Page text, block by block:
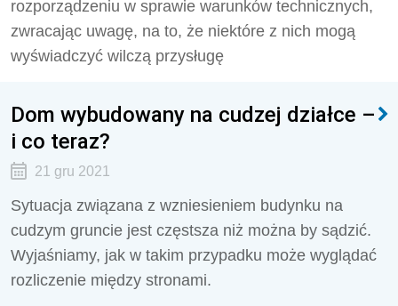
rozporządzeniu w sprawie warunków technicznych,
zwracając uwagę, na to, że niektóre z nich mogą
wyświadczyć wilczą przysługę
Dom wybudowany na cudzej działce –
i co teraz?
21 gru 2021
Sytuacja związana z wzniesieniem budynku na
cudzym gruncie jest częstsza niż można by sądzić.
Wyjaśniamy, jak w takim przypadku może wyglądać
rozliczenie między stronami.